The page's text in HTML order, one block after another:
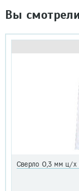
Вы
Сверло 0,3 мм ц/х